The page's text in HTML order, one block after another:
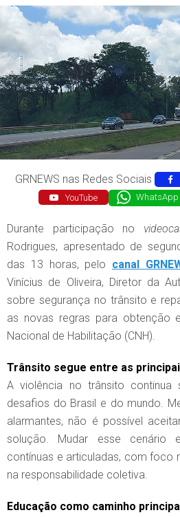
GRNEWS nas Redes Sociais
YouTube
WhatsApp
Durante participação no
Rodrigues, apresentado de
das 13 horas, pelo canal
Vinícius de Oliveira, Diretor da
sobre segurança no trânsito e
as novas regras para obtenção
Nacional de Habilitação (CNH).
Trânsito segue entre as
A violência no trânsito continua
desafios do Brasil e do mundo.
alarmantes, não é possível
solução. Mudar esse cenário
contínuas e articuladas, com foco
na responsabilidade coletiva.
Educação como caminho